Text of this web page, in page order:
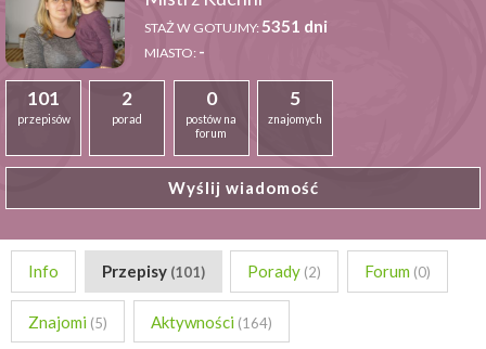
STAŻ W GOTUJMY:5351 dni
MIASTO: -
101
przepisów
2
porad
0
postów na
forum
5
znajomych
Wyślij wiadomość
Info Przepisy (101) Porady (2) Forum (0)
Znajomi (5) Aktywności (164)